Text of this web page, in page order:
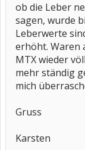
ob die Leber
sagen, wurde
Leberwerte
erhöht. Waren
MTX wieder
mehr ständig
mich
Gruss
Karsten